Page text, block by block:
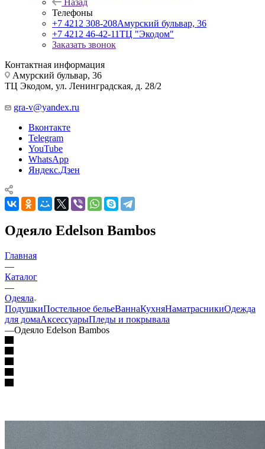
Назад
Телефоны
+7 4212 308-208Амурский бульвар, 36
+7 4212 46-42-11ТЦ "Экодом"
Заказать звонок
Контактная информация
Амурский бульвар, 36
ТЦ Экодом, ул. Ленинградская, д. 28/2
gra-v@yandex.ru
Вконтакте
Telegram
YouTube
WhatsApp
Яндекс.Дзен
Одеяло Edelson Bambos
Главная
—
Каталог
—
Одеяла
ПодушкиПостельное бельеВаннаКухняНаматрасникиОдежда
для домаАксессуарыПледы и покрывала
—Одеяло Edelson Bambos